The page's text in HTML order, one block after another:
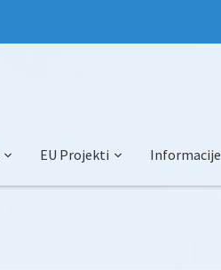
EU Projekti Informacije